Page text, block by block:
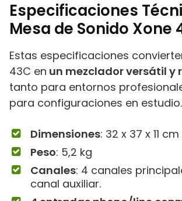
Especificaciones
Mesa de Sonido Xone
Estas especificaciones
43C en un mezclador versátil y
tanto para entornos
para configuraciones en estudio.
Dimensiones: ‎32 x 37 x 11 cm
Peso: 5,2 kg
Canales: 4 canales
canal auxiliar.